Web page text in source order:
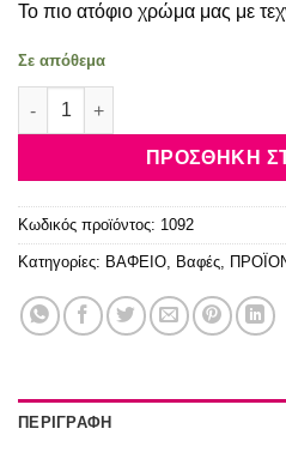
Το πιο ατόφιο χρώμα μας με
Σε απόθεμα
Wella Koleston Perfect Me+ 77/
ΠΡΟΣΘΉΚΗ
Κωδικός προϊόντος: 1092
Κατηγορίες: ΒΑΦΕΙΟ Βαφές
ΠΕΡΙΓΡΑΦΉ